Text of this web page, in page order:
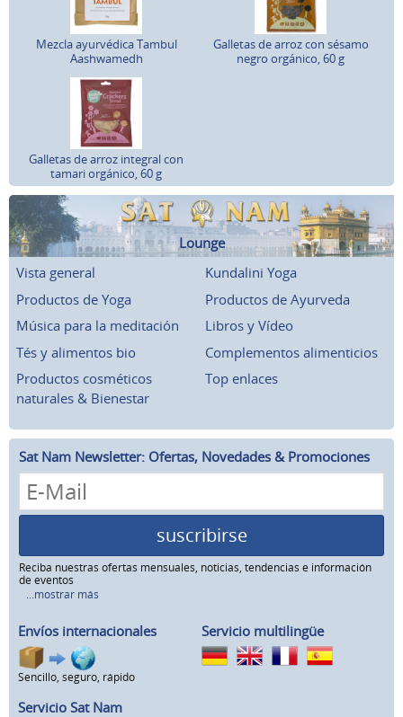
Mezcla ayurvédica Tambul
Aashwamedh
Galletas de arroz con sésamo
negro orgánico, 60 g
Galletas de arroz integral con
tamari orgánico, 60 g
Lounge
Vista general
Kundalini Yoga
Productos de Yoga
Productos de Ayurveda
Música para la meditación
Libros y Vídeo
Tés y alimentos bio
Complementos alimenticios
Productos cosméticos
naturales & Bienestar
Top enlaces
Sat Nam Newsletter: Ofertas, Novedades & Promociones
suscribirse
Reciba nuestras ofertas mensuales, noticias, tendencias e información
de eventos
...mostrar más
Envíos internacionales
Sencillo, seguro, rápido
Servicio multilingüe
Servicio Sat Nam